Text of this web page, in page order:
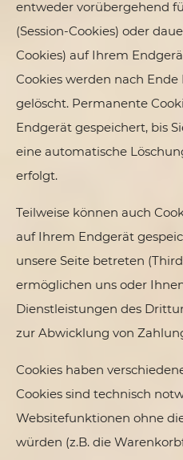
entweder vorübergehend
(Session-Cookies) oder
Cookies) auf Ihrem
Cookies werden nach
gelöscht. Permanente
Endgerät gespeichert, bis
eine automatische
erfolgt.
Teilweise können auch
auf Ihrem Endgerät
unsere Seite betreten
ermöglichen uns oder
Dienstleistungen des
zur Abwicklung von
Cookies haben
Cookies sind technisch
Websitefunktionen ohne
würden (z.B. die